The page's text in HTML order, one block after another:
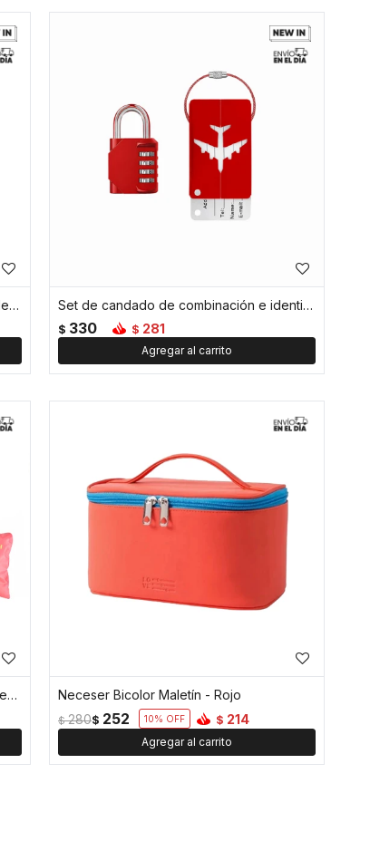
Sombrero plegable con correa ajustable y bolsa desmontable - Rojo Set de candado de combinación e identificador de valija - Rojo
$ 330 $ 281
Set Organizador De Valija 6 Separadores - Rojo Neceser Bicolor Maletín - Rojo
$ 252
$ 280 10 $ 214